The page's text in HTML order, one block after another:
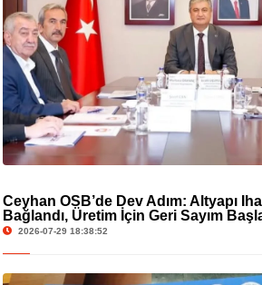
Ceyhan OSB’de Dev Adım: Altyapı
Bağlandı, Üretim İçin Geri Sayım
2026-07-29 18:38:52